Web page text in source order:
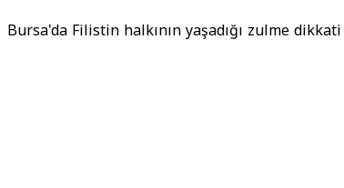
Bursa'da Filistin halkının yaşadığı zulme